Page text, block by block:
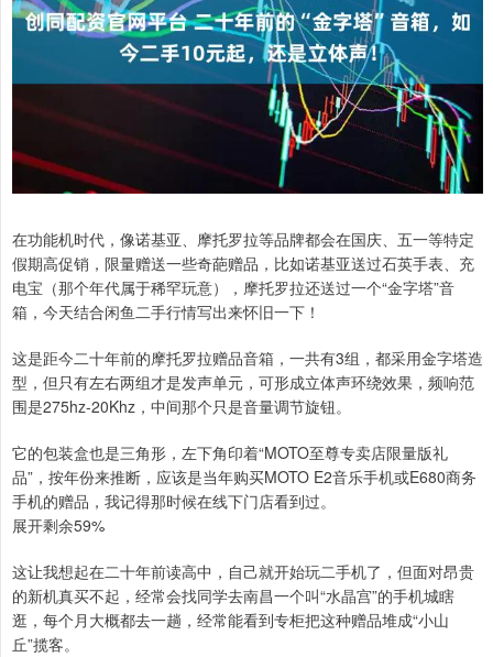
在功能机时代，像诺基亚、摩托罗拉等品牌都会在国庆、五一等特定
假期高促销，限量赠送一些奇葩赠品，比如诺基亚送过石英手表、充
电宝（那个年代属于稀罕玩意），摩托罗拉还送过一个“金字塔”音
箱，今天结合闲鱼二手行情写出来怀旧一下！
这是距今二十年前的摩托罗拉赠品音箱，一共有3组，都采用金字塔造
型，但只有左右两组才是发声单元，可形成立体声环绕效果，频响范
围是275hz-20Khz，中间那个只是音量调节旋钮。
它的包装盒也是三角形，左下角印着“MOTO至尊专卖店限量版礼
品”，按年份来推断，应该是当年购买MOTO E2音乐手机或E680商务
手机的赠品，我记得那时候在线下门店看到过。
展开剩余59%
这让我想起在二十年前读高中，自己就开始玩二手机了，但面对昂贵
的新机真买不起，经常会找同学去南昌一个叫“水晶宫”的手机城瞎
逛，每个月大概都去一趟，经常能看到专柜把这种赠品堆成“小山
丘”揽客。